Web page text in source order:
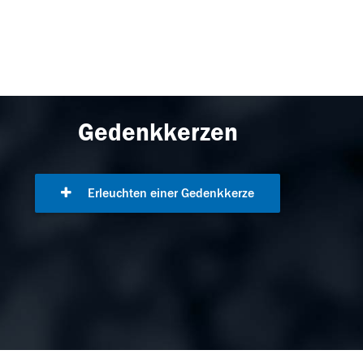
Gedenkkerzen
Erleuchten einer Gedenkkerze